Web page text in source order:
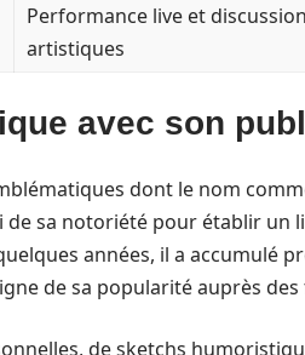
Performance live et
artistiques
avec son
dont le nom
de sa notoriété pour établir un
années, il a accumulé
de sa popularité auprès des
de sketchs